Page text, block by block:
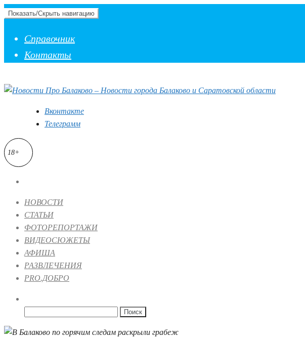
Показать/Скрыть навигацию
Справочник
Контакты
Вконтакте
Телеграмм
18+
НОВОСТИ
СТАТЬИ
ФОТОРЕПОРТАЖИ
ВИДЕОСЮЖЕТЫ
АФИША
РАЗВЛЕЧЕНИЯ
PRO.ДОБРО